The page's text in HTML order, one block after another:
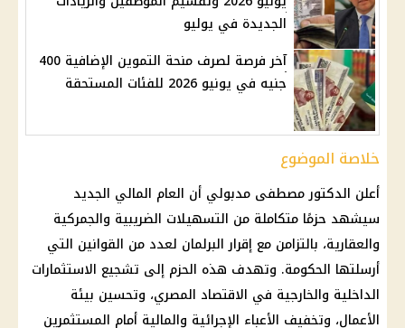
الجديدة في يوليو
آخر فرصة لصرف منحة التموين الإضافية 400
جنيه في يونيو 2026 للفئات المستحقة
خلاصة الموضوع
أعلن الدكتور مصطفى مدبولي أن العام المالي الجديد
سيشهد حزمًا متكاملة من التسهيلات الضريبية والجمركية
والعقارية، بالتزامن مع إقرار البرلمان لعدد من القوانين التي
أرسلتها الحكومة. وتهدف هذه الحزم إلى تشجيع الاستثمارات
الداخلية والخارجية في الاقتصاد المصري، وتحسين بيئة
الأعمال، وتخفيف الأعباء الإجرائية والمالية أمام المستثمرين